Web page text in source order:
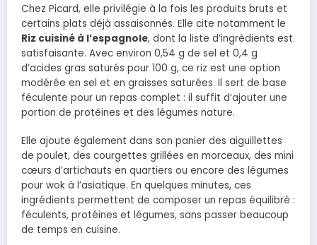
Chez Picard, elle privilégie à la fois les produits bruts et
certains plats déjà assaisonnés. Elle cite notamment le
Riz cuisiné à l’espagnole, dont la liste d’ingrédients est
satisfaisante. Avec environ 0,54 g de sel et 0,4 g
d’acides gras saturés pour 100 g, ce riz est une option
modérée en sel et en graisses saturées. Il sert de base
féculente pour un repas complet : il suffit d’ajouter une
portion de protéines et des légumes nature.
Elle ajoute également dans son panier des aiguillettes
de poulet, des courgettes grillées en morceaux, des mini
cœurs d’artichauts en quartiers ou encore des légumes
pour wok à l’asiatique. En quelques minutes, ces
ingrédients permettent de composer un repas équilibré :
féculents, protéines et légumes, sans passer beaucoup
de temps en cuisine.